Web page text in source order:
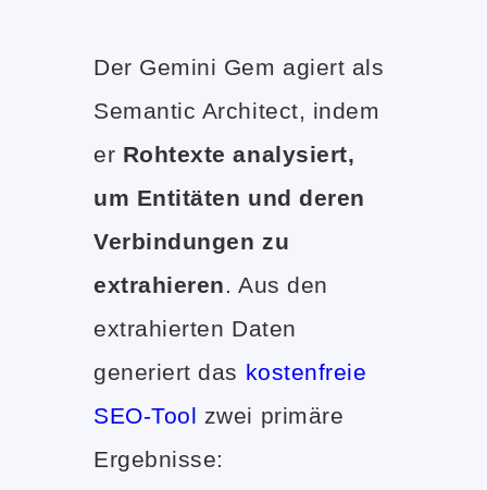
Der Gemini Gem agiert als
Semantic Architect, indem
er Rohtexte analysiert,
um Entitäten und deren
Verbindungen zu
extrahieren. Aus den
extrahierten Daten
generiert das kostenfreie
SEO-Tool zwei primäre
Ergebnisse: